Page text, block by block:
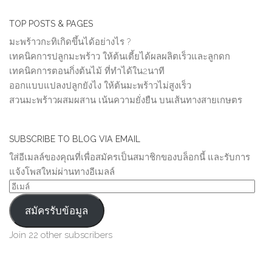
TOP POSTS & PAGES
มะพร้าวกะทิเกิดขึ้นได้อย่างไร ?
เทคนิคการปลูกมะพร้าว ให้ต้นเตี้ยได้ผลผลิตเร็วและลูกดก
เทคนิคการตอนกิ่งต้นไม้ ที่ทำได้ใน2นาที
ออกแบบแปลงปลูกยังไง ให้ต้นมะพร้าวไม่สูงเร็ว
สวนมะพร้าวผสมผสาน เน้นความยั่งยืน บนเส้นทางสายเกษตร
SUBSCRIBE TO BLOG VIA EMAIL
ใส่อีเมลล์ของคุณที่เพื่อสมัครเป็นสมาชิกของบล็อกนี้ และรับการ
แจ้งโพสใหม่ผ่านทางอีเมลล์
อีเมล์
สมัครรับข้อมูล
Join 22 other subscribers